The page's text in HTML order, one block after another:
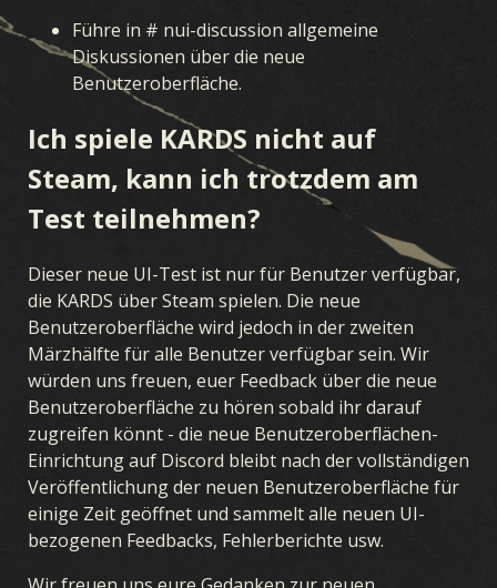
Führe in # nui-discussion allgemeine
Diskussionen über die neue
Benutzeroberfläche.
Ich spiele KARDS nicht auf
Steam, kann ich trotzdem am
Test teilnehmen?
Dieser neue UI-Test ist nur für Benutzer verfügbar,
die KARDS über Steam spielen. Die neue
Benutzeroberfläche wird jedoch in der zweiten
Märzhälfte für alle Benutzer verfügbar sein. Wir
würden uns freuen, euer Feedback über die neue
Benutzeroberfläche zu hören sobald ihr darauf
zugreifen könnt - die neue Benutzeroberflächen-
Einrichtung auf Discord bleibt nach der vollständigen
Veröffentlichung der neuen Benutzeroberfläche für
einige Zeit geöffnet und sammelt alle neuen UI-
bezogenen Feedbacks, Fehlerberichte usw.